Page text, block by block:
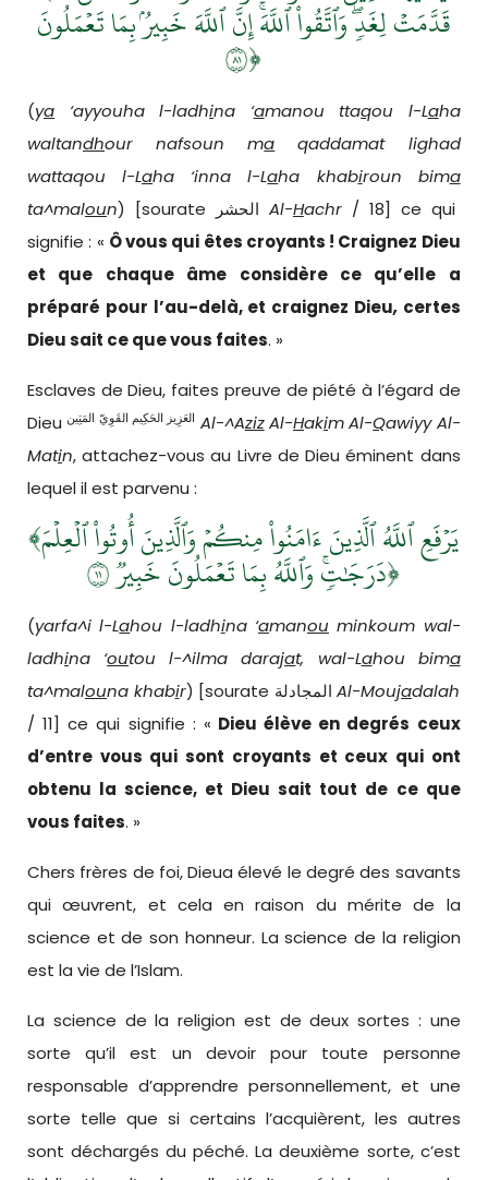
قَدَّمَتۡ لِغَدٖۖ وَٱتَّقُواْ ٱللَّهَۚ إِنَّ ٱللَّهَ خَبِيرُۢ بِمَا تَعۡمَلُونَ
١٨﴿
(ya ‘ayyouha l-ladhina ‘amanou ttaqou l-Laha
waltandhour nafsoun ma qaddamat lighad
wattaqou l-Laha ‘inna l-Laha khabiroun bima
ta^maloun Al-Hachr/ 18] ce qui
signifie : « Ô vous qui êtes croyants ! Craignez Dieu
et que chaque âme considère ce qu’elle a
préparé pour l’au-delà, et craignez Dieu,certes
Dieu sait ce que vous faites. »
Esclaves de Dieu, faites preuve de piété à l’égard de
Dieuالعَزِيز الحَكِيم القَوِيّ المَتِين Al-^Aziz Al-Hakim Al-Qawiyy Al-
Matin, attachez-vous au Livre de Dieu éminent dans
lequel il est parvenu :
﴾يَرۡفَعِ ٱللَّهُ ٱلَّذِينَ ءَامَنُواْ مِنكُمۡ وَٱلَّذِينَ أُوتُواْ ٱلۡعِلۡمَ
دَرَجَٰتٖۚ وَٱللَّهُ بِمَا تَعۡمَلُونَ خَبِيرٞ ١١﴿
(yarfa^i l-Lahou l-ladhina ‘amanou minkoum wal-
ladhina ‘outou l-^ilma darajat, wal-Lahou bima
ta^malouna khabir ) [sourate المجادلةAl-Moujadalah
/ 11] ce qui signifie : « Dieu élève en degrés ceux
d’entre vous qui sont croyants et ceux qui ont
obtenu la science, et Dieu sait tout de ce que
vous faites. »
Chers frères de foi, Dieua élevé le degré des savants
qui œuvrent, et cela en raison du mérite de la
science et de son honneur. La science de la religion
est la vie de l’Islam.
La science de la religion est de deux sortes : une
sorte qu’il est un devoir pour toute personne
responsable d’apprendre personnellement, et une
sorte telle que si certains l’acquièrent, les autres
sont déchargés du péché. La deuxième sorte, c’est